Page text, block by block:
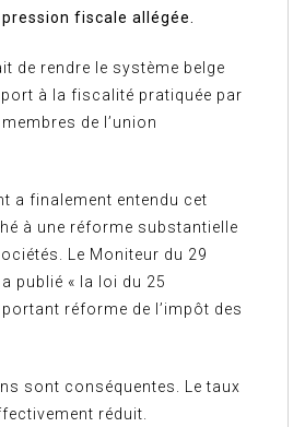
fiscale allégée.
de rendre le système belge
à la fiscalité pratiquée par
de l’union
a finalement entendu cet
à une réforme substantielle
Le Moniteur du 29
publié « la loi du 25
réforme de l’impôt des
sont conséquentes. Le taux
réduit.